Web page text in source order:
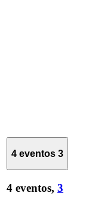
4 eventos 3
4 eventos, 3